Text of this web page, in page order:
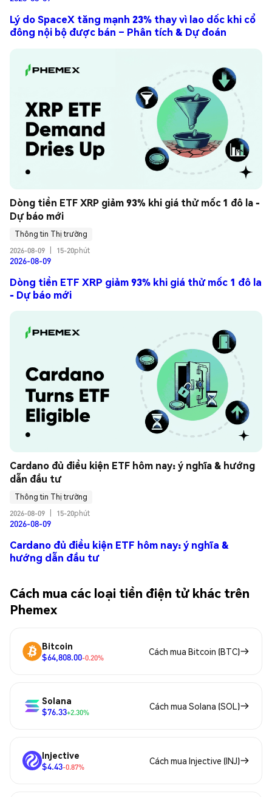
Lý do SpaceX tăng mạnh 23% thay vì lao dốc khi cổ
đông nội bộ được bán – Phân tích & Dự đoán
Dòng tiền ETF XRP giảm 93% khi giá thử mốc 1 đô la -
Dự báo mới
Thông tin Thị trường
2026-08-09
15-20phút
2026-08-09
Dòng tiền ETF XRP giảm 93% khi giá thử mốc 1 đô la
- Dự báo mới
Cardano đủ điều kiện ETF hôm nay: ý nghĩa & hướng
dẫn đầu tư
Thông tin Thị trường
2026-08-09
15-20phút
2026-08-09
Cardano đủ điều kiện ETF hôm nay: ý nghĩa &
hướng dẫn đầu tư
Cách mua các loại tiền điện tử khác trên
Phemex
Bitcoin
$64,808.00-0.20%
Cách mua Bitcoin (BTC)
Solana
$76.33+2.30%
Cách mua Solana (SOL)
Injective
$4.43-0.87%
Cách mua Injective (INJ)